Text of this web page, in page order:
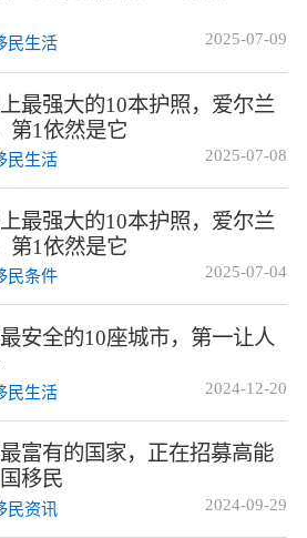
2025-07-09
民生活
最强大的10本护照，爱尔兰
第1依然是它
2025-07-08
民生活
最强大的10本护照，爱尔兰
第1依然是它
2025-07-04
民条件
安全的10座城市，第一让人
2024-12-20
民生活
富有的国家，正在招募高能
移民
2024-09-29
民资讯